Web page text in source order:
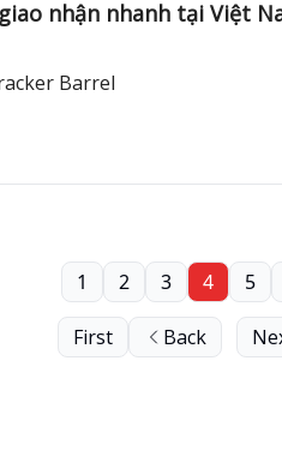
nhận nhanh tại Việt
Barrel
First Back
1 2 3 4 5